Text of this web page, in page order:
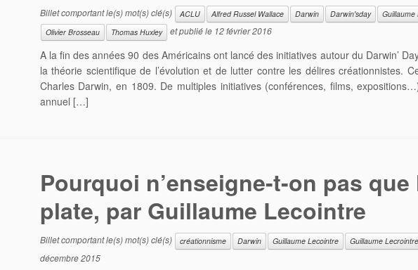
Billet comportant le(s) mot(s) clé(s) ACLU Alfred Russel Wallace Darwin Darwin'sday Guillaume
Olivier Brosseau
Thomas Huxley et publié le 12 février 2016
A la fin des années 90 des Américains ont lancé des initiatives autour du Darwin’
la théorie scientifique de l’évolution et de lutter contre les délires créationnistes.
Charles Darwin, en 1809. De multiples initiatives (conférences, films,
annuel […]
Pourquoi n’enseigne-t-on pas
plate, par Guillaume Lecointre
Billet comportant le(s) mot(s) clé(s) créationnisme Darwin Guillaume Lecointre Guillaume Lecrointre
décembre 2015